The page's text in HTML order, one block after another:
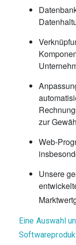
zur
Web-
Unsere
Eine Auswahl